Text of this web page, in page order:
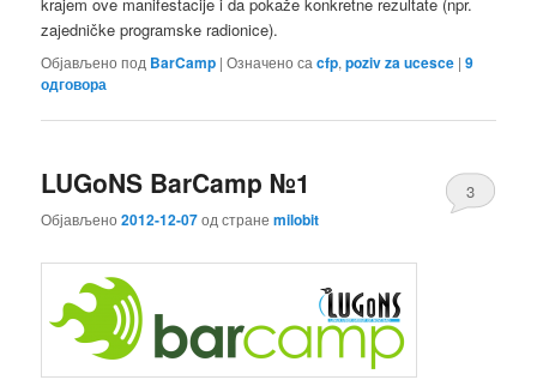
zajedničke programske radionice).
Објављено под BarCamp |Означено са cfp,poziv za ucesce |9
одговора
LUGoNS BarCamp №1
Објављено2012-12-07од странеmilobit
3